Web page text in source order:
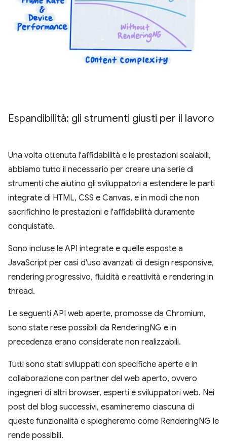
Espandibilità: gli strumenti giusti per il lavoro
Una volta ottenuta l'affidabilità e le prestazioni scalabili,
abbiamo tutto il necessario per creare una serie di
strumenti che aiutino gli sviluppatori a estendere le parti
integrate di HTML, CSS e Canvas, e in modi che non
sacrifichino le prestazioni e l'affidabilità duramente
conquistate.
Sono incluse le API integrate e quelle esposte a
JavaScript per casi d'uso avanzati di design responsive,
rendering progressivo, fluidità e reattività e rendering in
thread.
Le seguenti API web aperte, promosse da Chromium,
sono state rese possibili da RenderingNG e in
precedenza erano considerate non realizzabili.
Tutti sono stati sviluppati con specifiche aperte e in
collaborazione con partner del web aperto, ovvero
ingegneri di altri browser, esperti e sviluppatori web. Nei
post del blog successivi, esamineremo ciascuna di
queste funzionalità e spiegheremo come RenderingNG le
rende possibili.